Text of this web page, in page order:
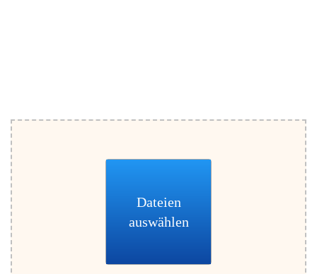
Dateien
auswählen